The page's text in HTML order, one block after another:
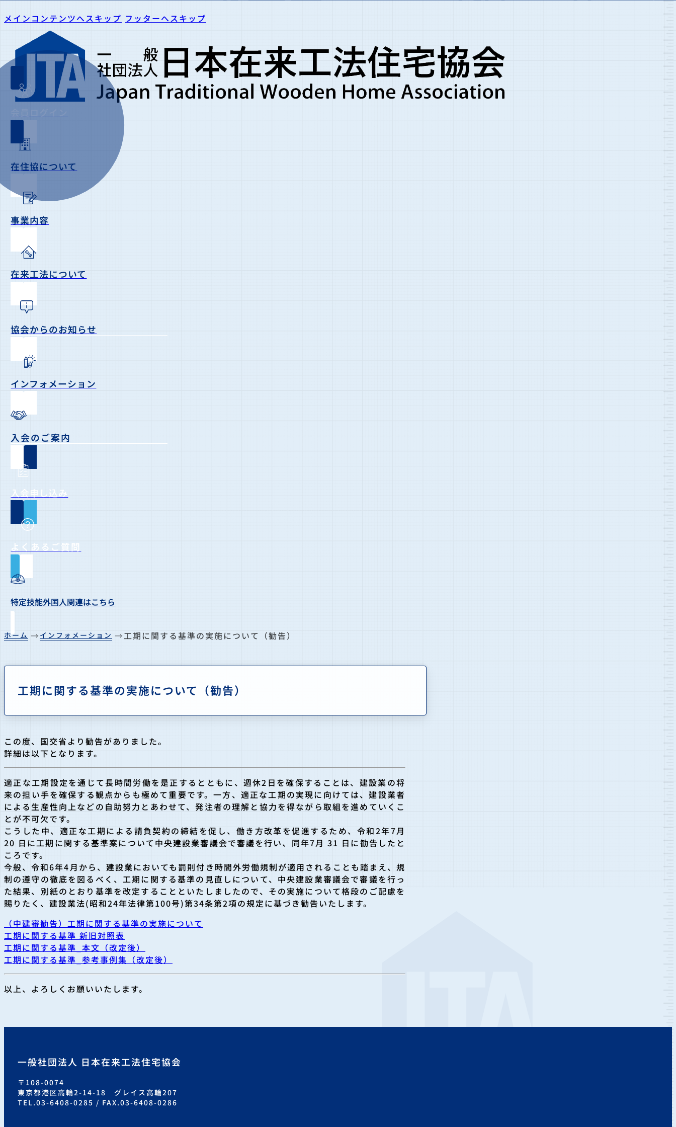
メインコンテンツへスキップ フッターへスキップ
在住協について
事業内容
在来工法について
協会からのお知らせ
インフォメーション
入会のご案内
入会申し込み
よくあるご質問
特定技能外国人関連はこちら
ホーム インフォメーション 工期に関する基準の実施について（勧告）
工期に関する基準の実施について（勧告）
この度、国交省より勧告がありました。
詳細は以下となります。
適正な工期設定を通じて長時間労働を是正するとともに、週休2日を確保することは、建設業の将
来の担い手を確保する観点からも極めて重要です。一方、適正な工期の実現に向けては、建設業者
による生産性向上などの自助努力とあわせて、発注者の理解と協力を得ながら取組を進めていくこ
とが不可欠です。
こうした中、適正な工期による請負契約の締結を促し、働き方改革を促進するため、令和2年7月
20 日に工期に関する基準案について中央建設業審議会で審議を行い、同年7月 31 日に勧告したと
ころです。
今般、令和6年4月から、建設業においても罰則付き時間外労働規制が適用されることも踏まえ、規
制の遵守の徹底を図るべく、工期に関する基準の見直しについて、中央建設業審議会で審議を行っ
た結果、別紙のとおり基準を改定することといたしましたので、その実施について格段のご配慮を
賜りたく、建設業法(昭和24年法律第100号)第34条第2項の規定に基づき勧告いたします。
（中建審勧告）工期に関する基準の実施について
工期に関する基準 新旧対照表
工期に関する基準_本文（改定後）
工期に関する基準_参考事例集（改定後）
以上、よろしくお願いいたします。
一般社団法人 日本在来工法住宅協会
〒108-0074
東京都港区高輪2-14-18 グレイス高輪207
TEL.03-6408-0285 / FAX.03-6408-0286